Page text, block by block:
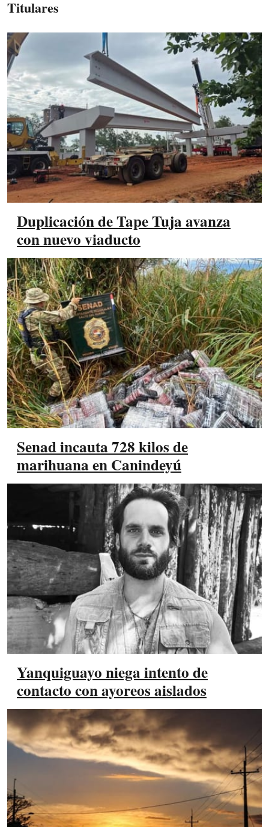
Titulares
Duplicación de Tape Tuja avanza
con nuevo viaducto
Senad incauta 728 kilos de
marihuana en Canindeyú
Yanquiguayo niega intento de
contacto con ayoreos aislados